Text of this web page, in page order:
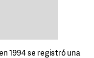
1994 se registró una